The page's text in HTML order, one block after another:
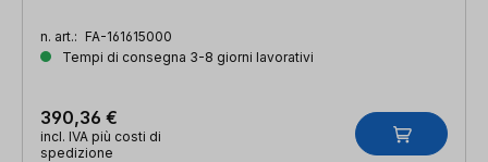
n. art.: FA-161615000
Tempi di consegna 3-8 giorni lavorativi
390,36 €
incl. IVA più costi di
spedizione